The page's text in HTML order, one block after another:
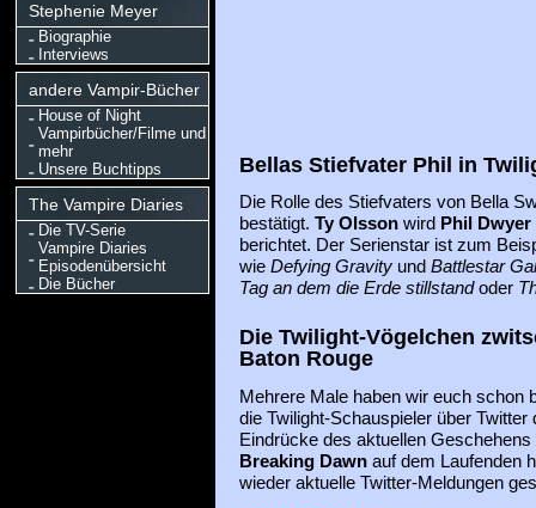
Stephenie Meyer
Biographie
Interviews
andere Vampir-Bücher
House of Night
Vampirbücher/Filme und
mehr
Unsere Buchtipps
The Vampire Diaries
Die TV-Serie
Vampire Diaries
Episodenübersicht
Die Bücher
Bellas Stiefvater Phil in
Die Rolle des Stiefvaters von Bella
bestätigt. Ty Olssonwird Phil Dwyer
berichtet. Der Serienstar ist zum
wie Defying Gravityund Battlestar
Tag an dem die Erde stillstandoder
Die Twilight-Vögelchen
Baton Rouge
Mehrere Male haben wir euch schon
die Twilight-Schauspieler über Twitter
Eindrücke des aktuellen
Breaking Dawnauf dem Laufenden
wieder aktuelle Twitter-Meldungen